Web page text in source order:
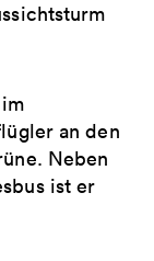
an den
Neben
ist er